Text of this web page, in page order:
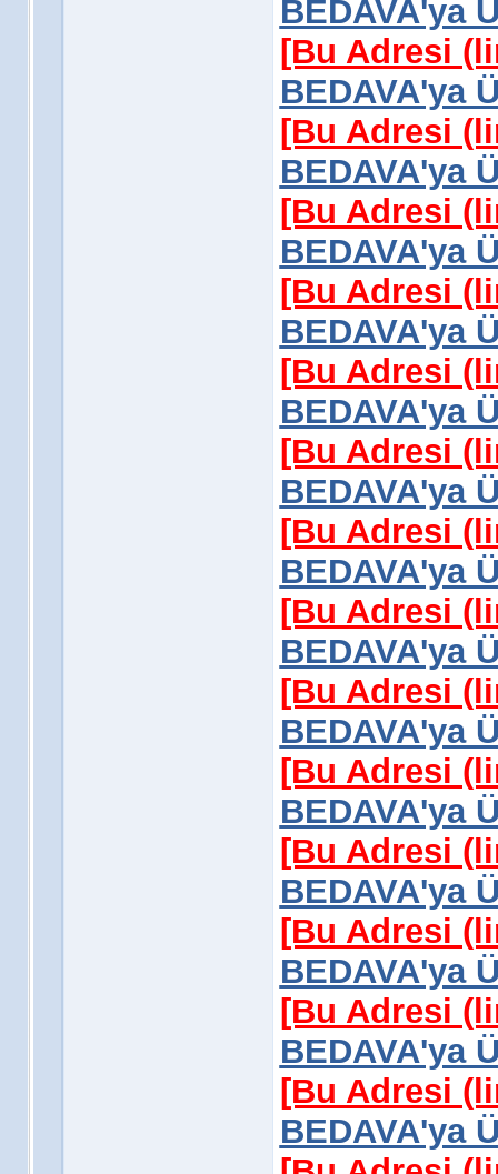
BEDAVA'ya
[Bu Adresi
BEDAVA'ya
[Bu Adresi
BEDAVA'ya
[Bu Adresi
BEDAVA'ya
[Bu Adresi
BEDAVA'ya
[Bu Adresi
BEDAVA'ya
[Bu Adresi
BEDAVA'ya
[Bu Adresi
BEDAVA'ya
[Bu Adresi
BEDAVA'ya
[Bu Adresi
BEDAVA'ya
[Bu Adresi
BEDAVA'ya
[Bu Adresi
BEDAVA'ya
[Bu Adresi
BEDAVA'ya
[Bu Adresi
BEDAVA'ya
[Bu Adresi
BEDAVA'ya